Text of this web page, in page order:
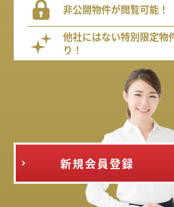
非公開物件が閲覧可能！
他社にはない特別限定物
り！
新規会員登録